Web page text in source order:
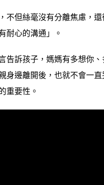
但絲毫沒有分離焦慮，還
耐心的溝通」。
訴孩子，媽媽有多想你、
邊離開後，也就不會一
重要性。